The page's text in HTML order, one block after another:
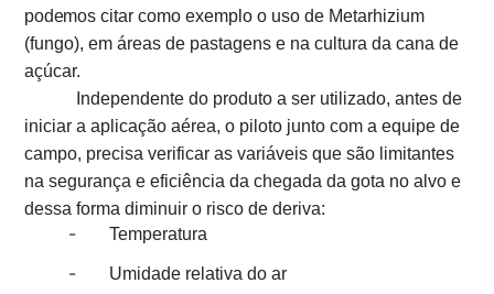
podemos citar como exemplo o uso de Metarhizium
(fungo), em áreas de pastagens e na cultura da cana de
açúcar.
Independente do produto a ser utilizado, antes de
iniciar a aplicação aérea, o piloto junto com a equipe de
campo, precisa verificar as variáveis que são limitantes
na segurança e eficiência da chegada da gota no alvo e
dessa forma diminuir o risco de deriva:
- Temperatura
- Umidade relativa do ar